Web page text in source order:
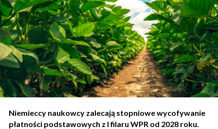
Niemieccy naukowcy zalecają stopniowe wycofywanie
płatności podstawowych z I filaru WPR od 2028 roku.